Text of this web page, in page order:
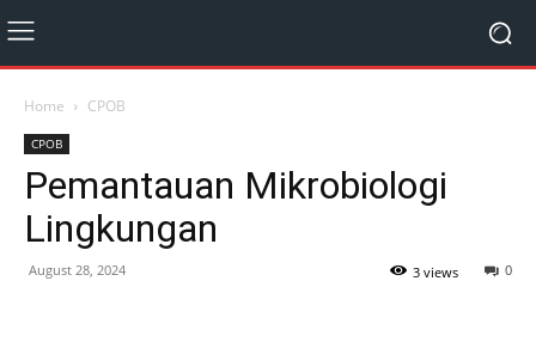
Home CPOB
CPOB
Pemantauan Mikrobiologi
Lingkungan
August 28, 2024 0
3 views